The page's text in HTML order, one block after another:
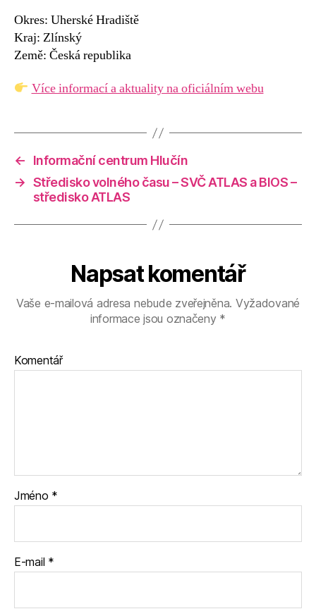
Okres: Uherské Hradiště
Kraj: Zlínský
Země: Česká republika
Více informací a aktuality na oficiálním webu
←
Informační centrum Hlučín
→ Středisko volného času – SVČ ATLAS a BIOS –
středisko ATLAS
Napsat komentář
Vaše e-mailová adresa nebude zveřejněna. Vyžadované
informace jsou označeny *
Komentář
Jméno *
E-mail *